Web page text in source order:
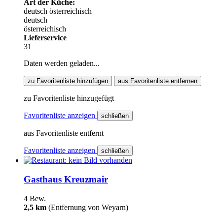
Art der Küche:
deutsch österreichisch
deutsch
österreichisch
Lieferservice
31
Daten werden geladen...
zu Favoritenliste hinzufügen aus Favoritenliste entfernen
zu Favoritenliste hinzugefügt
Favoritenliste anzeigen schließen
aus Favoritenliste entfernt
Favoritenliste anzeigen schließen
Gasthaus Kreuzmair
4 Bew.
2,5 km (Entfernung von Weyarn)